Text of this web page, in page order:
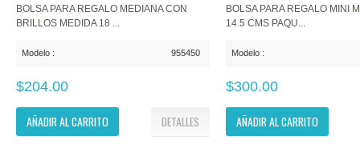
BOLSA PARA REGALO MEDIANA CON
BRILLOS MEDIDA 18 ...
Modelo : 955450
$204.00
DETALLES
AÑADIR AL CARRITO
BOLSA PARA REGALO MINI
14.5 CMS PAQU...
Modelo :
$300.00
AÑADIR AL CARRITO